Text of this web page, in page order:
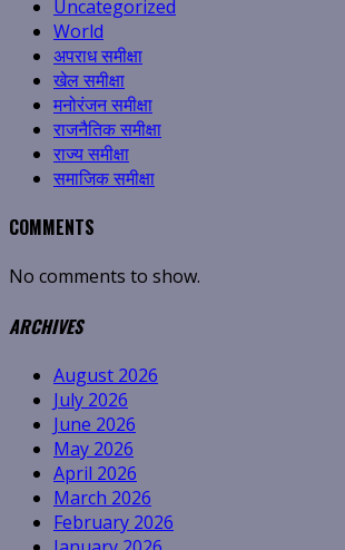
Uncategorized
World
अपराध समीक्षा
खेल समीक्षा
मनोरंजन समीक्षा
राजनैतिक समीक्षा
राज्य समीक्षा
समाजिक समीक्षा
COMMENTS
No comments to show.
ARCHIVES
August 2026
July 2026
June 2026
May 2026
April 2026
March 2026
February 2026